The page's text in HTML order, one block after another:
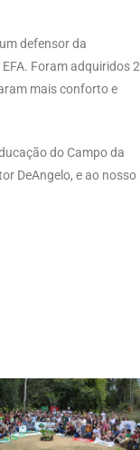
defensor da
Foram adquiridos 2
mais conforto e
do Campo da
DeAngelo, e ao nosso